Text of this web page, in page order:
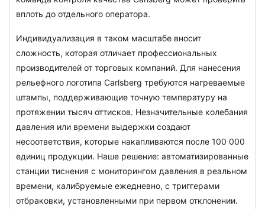
вплоть до отдельного оператора.
Индивидуализация в таком масштабе вносит
сложность, которая отличает профессиональных
производителей от торговых компаний. Для нанесения
рельефного логотипа Carlsberg требуются нагреваемые
штампы, поддерживающие точную температуру на
протяжении тысяч оттисков. Незначительные колебания
давления или времени выдержки создают
несоответствия, которые накапливаются после 100 000
единиц продукции. Наше решение: автоматизированные
станции тиснения с мониторингом давления в реальном
времени, калибруемые ежедневно, с триггерами
отбраковки, установленными при первом отклонении.